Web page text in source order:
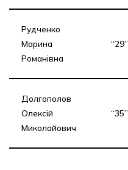
Рудченко
Марина
Романівна
“29”
Долгополов
Олексій
Миколайович
“35”